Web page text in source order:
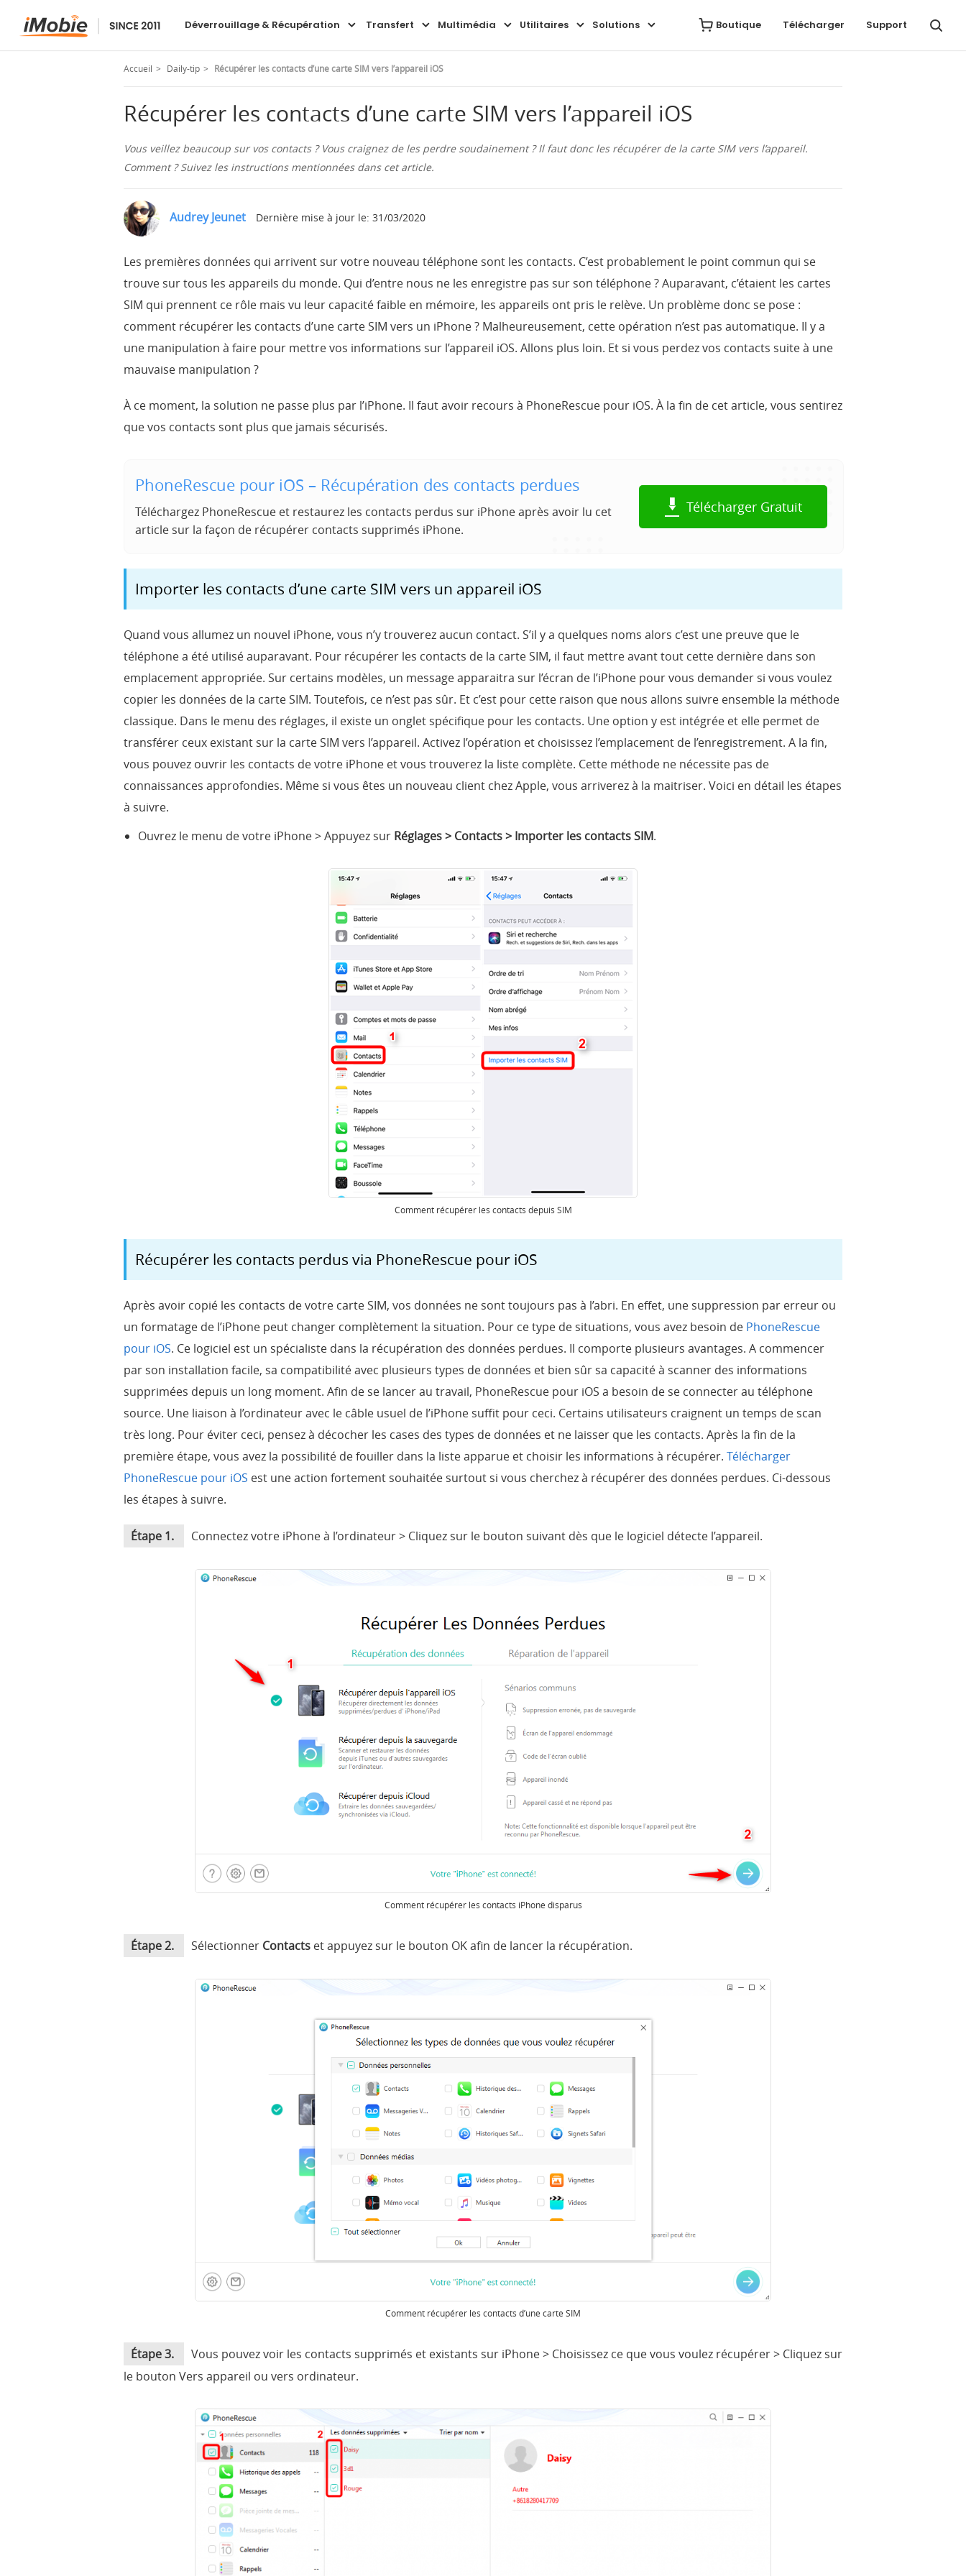
Boutique Télécharger Support
Déverrouillage & Récupération Transfert Multimédia Utilitaires Solutions
PhoneRescue Aperçu Guide FAQ Avis Télécharger Acheter
Accueil Daily-tip Récupérer les contacts d’une carte SIM vers l’appareil iOS
Récupérer les contacts d’une carte SIM vers l’appareil iOS
Vous veillez beaucoup sur vos contacts ? Vous craignez de les perdre soudainement ? Il faut donc les récupérer de la carte SIM vers l’appareil.
Comment ? Suivez les instructions mentionnées dans cet article.
Audrey Jeunet Dernière mise à jour le: 31/03/2020
Les premières données qui arrivent sur votre nouveau téléphone sont les contacts. C’est probablement le point commun qui se
trouve sur tous les appareils du monde. Qui d’entre nous ne les enregistre pas sur son téléphone ? Auparavant, c’étaient les cartes
SIM qui prennent ce rôle mais vu leur capacité faible en mémoire, les appareils ont pris le relève. Un problème donc se pose :
comment récupérer les contacts d’une carte SIM vers un iPhone ? Malheureusement, cette opération n’est pas automatique. Il y a
une manipulation à faire pour mettre vos informations sur l’appareil iOS. Allons plus loin. Et si vous perdez vos contacts suite à une
mauvaise manipulation ?
À ce moment, la solution ne passe plus par l’iPhone. Il faut avoir recours à PhoneRescue pour iOS. À la fin de cet article, vous sentirez
que vos contacts sont plus que jamais sécurisés.
PhoneRescue pour iOS – Récupération des contacts perdues
Téléchargez PhoneRescue et restaurez les contacts perdus sur iPhone après avoir lu cet
article sur la façon de récupérer contacts supprimés iPhone.
Télécharger Gratuit
Importer les contacts d’une carte SIM vers un appareil iOS
Quand vous allumez un nouvel iPhone, vous n’y trouverez aucun contact. S’il y a quelques noms alors c’est une preuve que le
téléphone a été utilisé auparavant. Pour récupérer les contacts de la carte SIM, il faut mettre avant tout cette dernière dans son
emplacement appropriée. Sur certains modèles, un message apparaitra sur l’écran de l’iPhone pour vous demander si vous voulez
copier les données de la carte SIM. Toutefois, ce n’est pas sûr. Et c’est pour cette raison que nous allons suivre ensemble la méthode
classique. Dans le menu des réglages, il existe un onglet spécifique pour les contacts. Une option y est intégrée et elle permet de
transférer ceux existant sur la carte SIM vers l’appareil. Activez l’opération et choisissez l’emplacement de l’enregistrement. A la fin,
vous pouvez ouvrir les contacts de votre iPhone et vous trouverez la liste complète. Cette méthode ne nécessite pas de
connaissances approfondies. Même si vous êtes un nouveau client chez Apple, vous arriverez à la maitriser. Voici en détail les étapes
à suivre.
Ouvrez le menu de votre iPhone > Appuyez sur Réglages > Contacts > Importer les contacts SIM.
Comment récupérer les contacts depuis SIM
Récupérer les contacts perdus via PhoneRescue pour iOS
Après avoir copié les contacts de votre carte SIM, vos données ne sont toujours pas à l’abri. En effet, une suppression par erreur ou
un formatage de l’iPhone peut changer complètement la situation. Pour ce type de situations, vous avez besoin de PhoneRescue
pour iOS. Ce logiciel est un spécialiste dans la récupération des données perdues. Il comporte plusieurs avantages. A commencer
par son installation facile, sa compatibilité avec plusieurs types de données et bien sûr sa capacité à scanner des informations
supprimées depuis un long moment. Afin de se lancer au travail, PhoneRescue pour iOS a besoin de se connecter au téléphone
source. Une liaison à l’ordinateur avec le câble usuel de l’iPhone suffit pour ceci. Certains utilisateurs craignent un temps de scan
très long. Pour éviter ceci, pensez à décocher les cases des types de données et ne laisser que les contacts. Après la fin de la
première étape, vous avez la possibilité de fouiller dans la liste apparue et choisir les informations à récupérer. Télécharger
PhoneRescue pour iOS est une action fortement souhaitée surtout si vous cherchez à récupérer des données perdues. Ci-dessous
les étapes à suivre.
Étape 1. Connectez votre iPhone à l’ordinateur > Cliquez sur le bouton suivant dès que le logiciel détecte l’appareil.
Comment récupérer les contacts iPhone disparus
Étape 2. Sélectionner Contacts et appuyez sur le bouton OK afin de lancer la récupération.
Comment récupérer les contacts d’une carte SIM
Étape 3.
Vous pouvez voir les contacts supprimés et existants sur iPhone > Choisissez ce que vous voulez récupérer > Cliquez sur
le bouton Vers appareil ou vers ordinateur.